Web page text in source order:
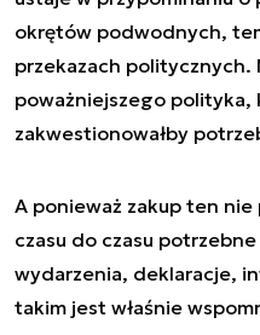
okrętów podwodnych,
przekazach politycznych.
poważniejszego polityka,
zakwestionowałby
A ponieważ zakup ten
czasu do czasu
wydarzenia, deklaracje,
takim jest właśnie